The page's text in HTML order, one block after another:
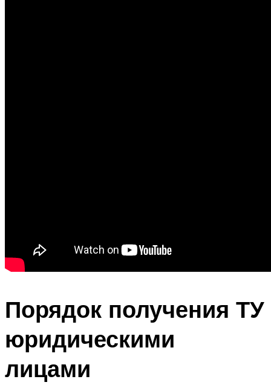
Порядок получения ТУ
юридическими
лицами